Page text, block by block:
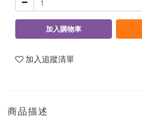
加入購物車
加入追蹤清單
商品描述